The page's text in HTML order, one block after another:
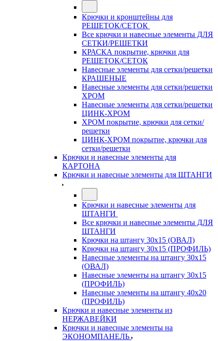
Крючки и кронштейны для
РЕШЕТОК/СЕТОК
Все крючки и навесные элементы ДЛЯ
СЕТКИ/РЕШЕТКИ
КРАСКА покрытие, крючки для
РЕШЕТОК/СЕТОК
Навесные элементы для сетки/решетки
КРАШЕНЫЕ
Навесные элементы для сетки/решетки
ХРОМ
Навесные элементы для сетки/решетки
ЦИНК-ХРОМ
ХРОМ покрытие, крючки для сетки/
решетки
ЦИНК-ХРОМ покрытие, крючки для
сетки/решетки
Крючки и навесные элементы для
КАРТОНА
Крючки и навесные элементы для ШТАНГИ
Крючки и навесные элементы для
ШТАНГИ
Все крючки и навесные элементы ДЛЯ
ШТАНГИ
Крючки на штангу 30х15 (ОВАЛ)
Крючки на штангу 30х15 (ПРОФИЛЬ)
Навесные элементы на штангу 30х15
(ОВАЛ)
Навесные элементы на штангу 30х15
(ПРОФИЛЬ)
Навесные элементы на штангу 40х20
(ПРОФИЛЬ)
Крючки и навесные элементы из
НЕРЖАВЕЙКИ
Крючки и навесные элементы на
ЭКОНОМПАНЕЛЬ